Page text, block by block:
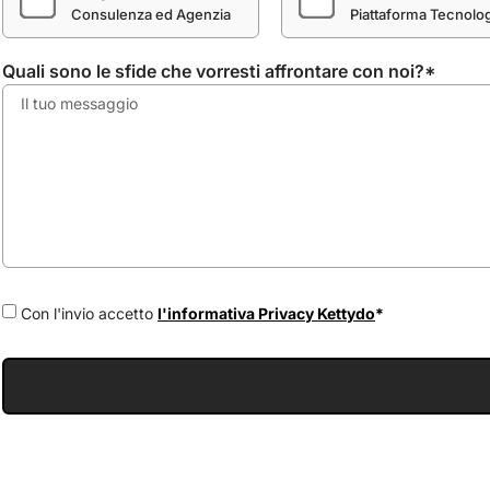
Consulenza ed Agenzia Piattaforma
Quali sono le sfide che vorresti affrontare con noi?*
Con l'invio accetto l'informativa Privacy Kettydo*